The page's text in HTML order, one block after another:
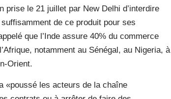
le 21 juillet par New Delhi d’interdire
de ce produit pour ses
que l’Inde assure 40% du commerce
notamment au Sénégal, au Nigeria, à
Orient.
«poussé les acteurs de la chaîne